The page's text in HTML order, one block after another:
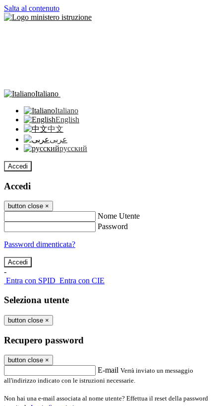
Salta al contenuto
Italiano
Italiano
English
中文
عربى
русский
Accedi
Accedi
button close ×
Nome Utente
Password
Password dimenticata?
-
Entra con SPID Entra con CIE
Seleziona utente
button close ×
Recupero password
button close ×
E-mail Verrà inviato un messaggio
all'indirizzo indicato con le istruzioni necessarie.
Non hai una e-mail associata al nome utente? Effettua il reset della password